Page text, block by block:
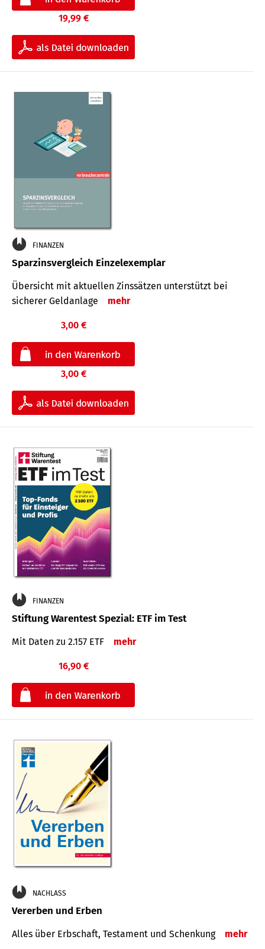
19,99 €
FINANZEN
Sparzinsvergleich Einzelexemplar
Übersicht mit aktuellen Zinssätzen unterstützt bei
sicherer Geldanlage
mehr
3,00 €
3,00 €
FINANZEN
Stiftung Warentest Spezial: ETF im Test
Mit Daten zu 2.157 ETF mehr
16,90 €
NACHLASS
Vererben und Erben
Alles über Erbschaft, Testament und Schenkung mehr